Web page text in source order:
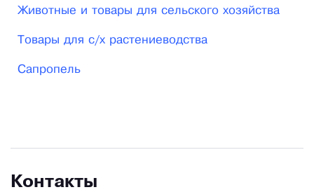
Животные и товары для сельского хозяйства
Товары для с/х растениеводства
Сапропель
Контакты